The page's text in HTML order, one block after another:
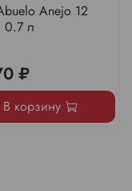
Anejo 12
0.7 л
₽
В корзину